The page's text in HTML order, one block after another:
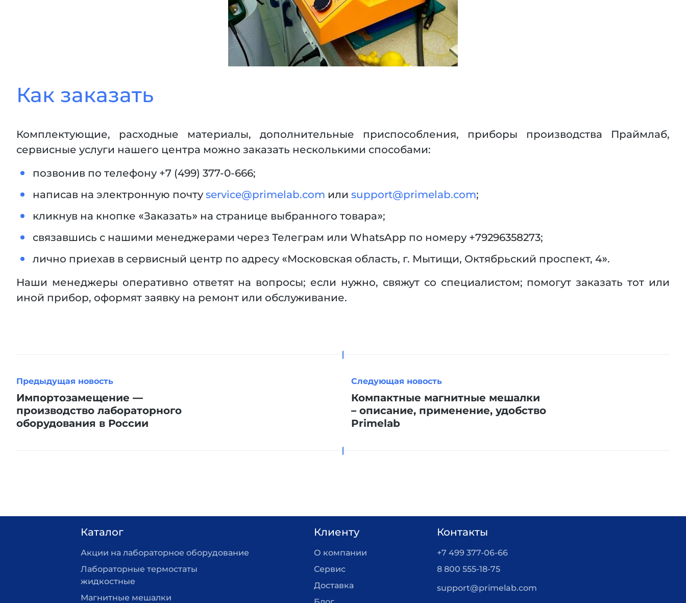
Как заказать
Комплектующие, расходные материалы, дополнительные приспособления, приборы производства Праймлаб,
сервисные услуги нашего центра можно заказать несколькими способами:
позвонив по телефону +7 (499) 377-0-666;
написав на электронную почтуservice@primelab.com или support@primelab.com;
кликнув на кнопке «Заказать» на странице выбранного товара»;
связавшись с нашими менеджерами через Телеграм или WhatsApp по номеру +79296358273;
лично приехав в сервисный центр по адресу «Московская область, г. Мытищи, Октябрьский проспект, 4».
Наши менеджеры оперативно ответят на вопросы; если нужно, свяжут со специалистом; помогут заказать тот или
иной прибор, оформят заявку на ремонт или обслуживание.
Предыдущая новость
Импортозамещение —
производство лабораторного
оборудования в России
Следующая новость
Компактные магнитные мешалки
– описание, применение, удобство
Primelab
Каталог
Акции на лабораторное оборудование
Лабораторные термостаты
жидкостные
Магнитные мешалки
Клиенту
О компании
Сервис
Доставка
Контакты
+7 499 377-06-66
8 800 555-18-75
support@primelab.com